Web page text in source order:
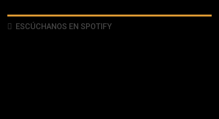
ESCÚCHANOS EN SPOTIFY